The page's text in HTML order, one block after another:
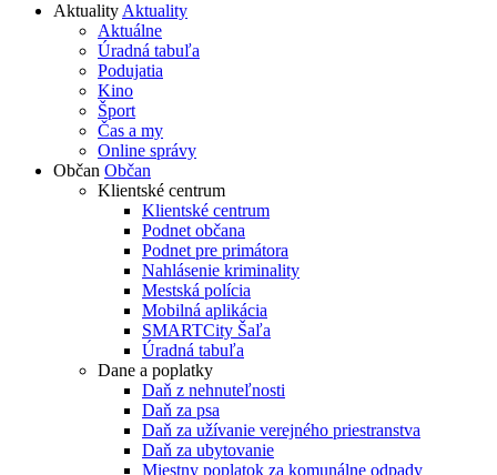
AktualityAktuality
Aktuálne
Úradná tabuľa
Podujatia
Kino
Šport
Čas a my
Online správy
Občan Občan
Klientské centrum
Klientské centrum
Podnet občana
Podnet pre primátora
Nahlásenie kriminality
Mestská polícia
Mobilná aplikácia
SMARTCity Šaľa
Úradná tabuľa
Dane a poplatky
Daň z nehnuteľnosti
Daň za psa
Daň za užívanie verejného priestranstva
Daň za ubytovanie
Miestny poplatok za komunálne odpady